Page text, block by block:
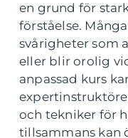
en grund för
förståelse.
svårigheter som
eller blir orolig
anpassad kurs
och tekniker för
tillsammans kan